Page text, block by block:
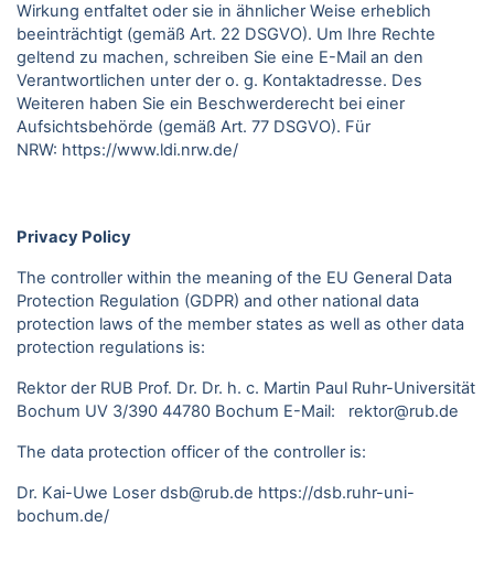
Wirkung entfaltet oder sie in ähnlicher Weise erheblich
beeinträchtigt (gemäß Art. 22 DSGVO). Um Ihre Rechte
geltend zu machen, schreiben Sie eine E-Mail an den
Verantwortlichen unter der o. g. Kontaktadresse. Des
Weiteren haben Sie ein Beschwerderecht bei einer
Aufsichtsbehörde (gemäß Art. 77 DSGVO). Für
NRW: https://www.ldi.nrw.de/
Privacy Policy
The controller within the meaning of the EU General Data
Protection Regulation (GDPR) and other national data
protection laws of the member states as well as other data
protection regulations is:
Rektor der RUB Prof. Dr. Dr. h. c. Martin Paul Ruhr-Universität
Bochum UV 3/390 44780 Bochum E-Mail: rektor@rub.de
The data protection officer of the controller is:
Dr. Kai-Uwe Loser dsb@rub.de https://dsb.ruhr-uni-
bochum.de/